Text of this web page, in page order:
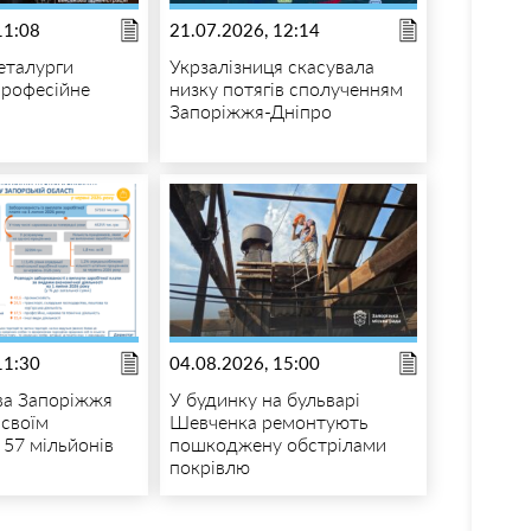
21.07.2026, 12:14
Укрзалізниця скасувала
низку потягів сполученням
Запоріжжя-Дніпро
Запоріжжя
мільйонів
04.08.2026, 15:00
У будинку на бульварі
Шевченка ремонтують
пошкоджену обстрілами
покрівлю